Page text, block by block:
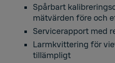
Spårbart
mätvärden före och
Servicerapport med
Larmkvittering för
tillämpligt